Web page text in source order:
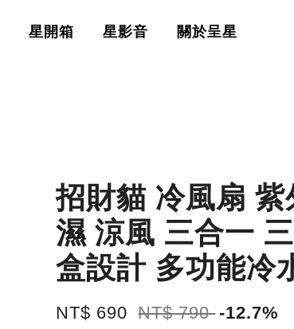
星開箱 星影音 關於呈星
招財貓 冷風扇 紫
濕 涼風 三合一
盒設計 多功能冷
NT$ 690 NT$ 790 -12.7%